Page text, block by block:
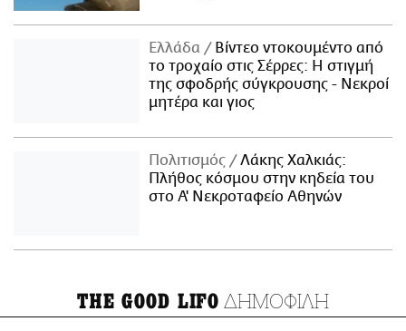
Ελλάδα
Βίντεο ντοκουμέντο από
το τροχαίο στις Σέρρες: Η στιγμή
της σφοδρής σύγκρουσης - Νεκροί
μητέρα και γιος
Πολιτισμός
Λάκης Χαλκιάς:
Πλήθος κόσμου στην κηδεία του
στο Α' Νεκροταφείο Αθηνών
THE GOOD LIFO ΔΗΜΟΦΙΛΗ